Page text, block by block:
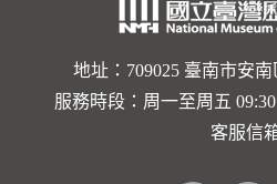
地址：709025 臺南市安
服務時段：周一至周五 09:30
客服信